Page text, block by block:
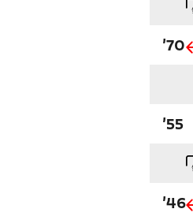
'70
'55
'46